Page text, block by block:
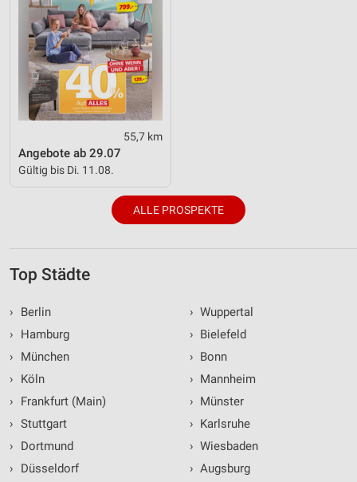
55,7 km
Angebote ab 29.07
Gültig bis Di. 11.08.
ALLE PROSPEKTE
Top Städte
›
Berlin
›
Hamburg
›
München
›
Köln
›
Frankfurt (Main)
› Stuttgart
›
Dortmund
›
Düsseldorf
› Wuppertal
› Bielefeld
› Bonn
› Mannheim
› Münster
› Karlsruhe
› Wiesbaden
› Augsburg